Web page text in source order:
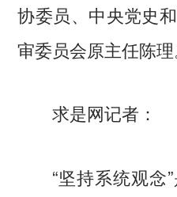
协委员、中央党史
审委员会原主任陈理
求是网记者：
“坚持系统观念”